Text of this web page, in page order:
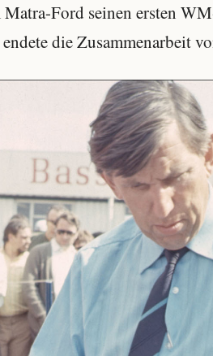
Matra-Ford seinen ersten
die Zusammenarbeit